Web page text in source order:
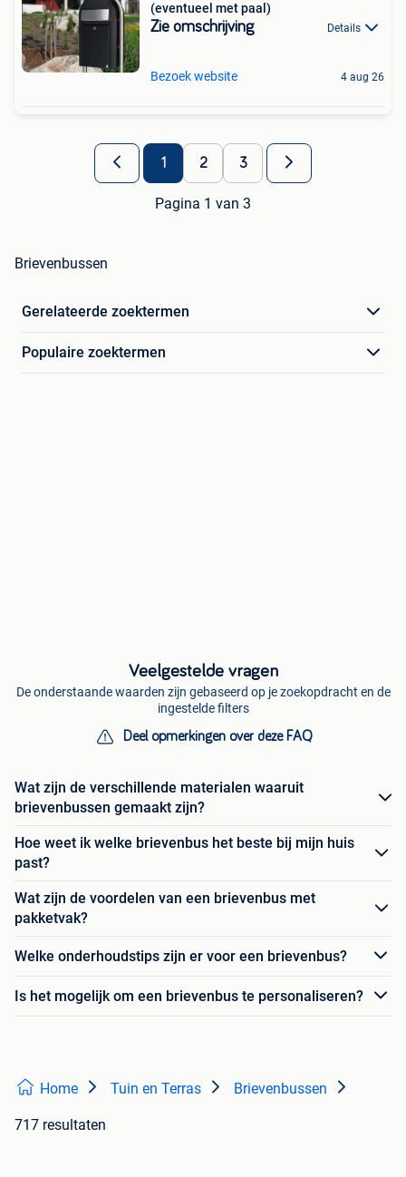
(eventueel met paal)
Zie omschrijving Details
Bezoek website 4 aug 26
1 2 3
Pagina 1 van 3
Brievenbussen
Gerelateerde zoektermen
Populaire zoektermen
Veelgestelde vragen
De onderstaande waarden zijn gebaseerd op je zoekopdracht en de
ingestelde filters
Deel opmerkingen over deze FAQ
Wat zijn de verschillende materialen waaruit
brievenbussen gemaakt zijn?
Hoe weet ik welke brievenbus het beste bij mijn huis
past?
Wat zijn de voordelen van een brievenbus met
pakketvak?
Welke onderhoudstips zijn er voor een brievenbus?
Is het mogelijk om een brievenbus te personaliseren?
Home Tuin en Terras Brievenbussen
717 resultaten